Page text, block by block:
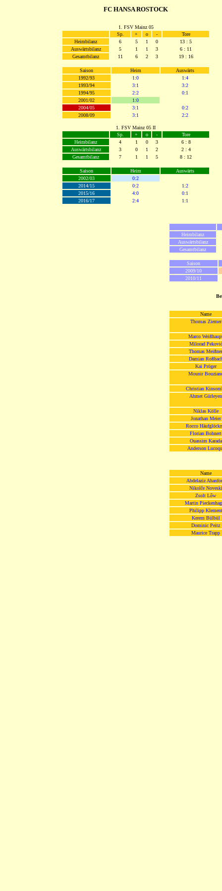
FC HANSA ROSTOCK
1. FSV Mainz 05
Sp.
+ o -
Tore
Heimbilanz
6 5 1 0
13 : 5
Auswärtsbilanz
5 1 1 3
6 : 11
Gesamtbilanz
11 6 2 3 19 : 16
Saison Heim
Auswärts
1992/93
1:0
1:4
1993/94
3:1
3:2
1994/95
2:2
0:1
2001/02
1:0
2004/05
3:1
0:2
2008/09
3:1 2:2
1. FSV Mainz 05 II
Sp.
+ o -
Tore
Heimbilanz
4 1 0 3
6 : 8
Auswärtsbilanz
3 0 1 2
2 : 4
Gesamtbilanz
7 1 1 5 8 : 12
Saison Heim
Auswärts
2002/03
0:2
2014/15
0:2
1:2
2015/16
4:0
0:1
2016/17
2:4 1:1
Heimbilanz
Auswärtsbilanz
Gesamtbilanz
Saison
2009/10
2010/11
Name
Thomas Ziemer
Marco
Milorad Peković
Thomas Meißner
Damian
Kai Pröger
Mounir
Christian
Ahmet Gürleyen
Niklas Kölle
Jonathan Meier
Rocco
Florian Bohnert
Ouassim Karada
Anderson
Name
Abdelaziz
Nikolče Noveski
Zsolt Lőw
Martin
Philipp Klement
Kerem Bülbül
Dominic Peitz
Maurice Trapp